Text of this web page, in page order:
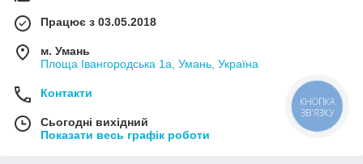
Працює з 03.05.2018
м. Умань
Площа Івангородська 1а, Умань, Україна
Контакти
Сьогодні вихідний
Показати весь графік роботи
КНОПКА
ЗВ'ЯЗКУ